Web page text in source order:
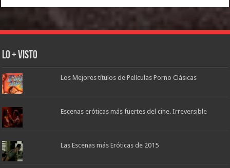
Lo + Visto
Los Mejores títulos de Películas Porno Clásicas
Escenas eróticas más fuertes del cine. Irreversible
Las Escenas más Eróticas de 2015